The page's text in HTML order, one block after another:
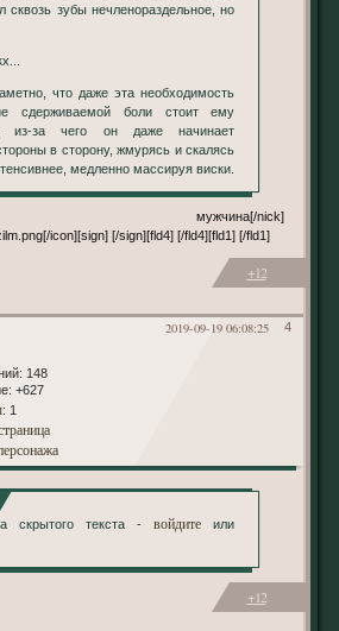
сквозь зубы нечленораздельное, но
сдерживаемой боли стоит ему
из-за чего он даже начинает
в сторону, жмурясь и скалясь
медленно массируя виски.
icon][sign] [/sign][fld4] [/fld4][fld1] [/fld1]
+12
4
2019-09-19 06:08:25
148
+627
: 1
скрытого текста -войдите или
+12